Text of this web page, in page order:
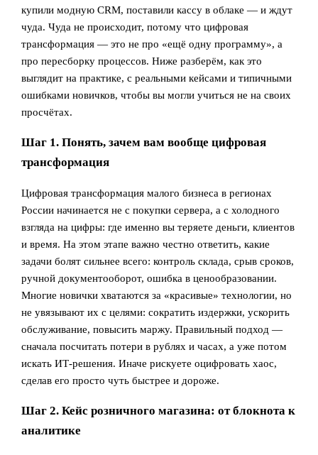
купили модную CRM, поставили кассу в облаке — и ждут
чуда. Чуда не происходит, потому что цифровая
трансформация — это не про «ещё одну программу», а
про пересборку процессов. Ниже разберём, как это
выглядит на практике, с реальными кейсами и типичными
ошибками новичков, чтобы вы могли учиться не на своих
просчётах.
Шаг 1. Понять, зачем вам вообще цифровая
трансформация
Цифровая трансформация малого бизнеса в регионах
России начинается не с покупки сервера, а с холодного
взгляда на цифры: где именно вы теряете деньги, клиентов
и время. На этом этапе важно честно ответить, какие
задачи болят сильнее всего: контроль склада, срыв сроков,
ручной документооборот, ошибка в ценообразовании.
Многие новички хватаются за «красивые» технологии, но
не увязывают их с целями: сократить издержки, ускорить
обслуживание, повысить маржу. Правильный подход —
сначала посчитать потери в рублях и часах, а уже потом
искать ИТ-решения. Иначе рискуете оцифровать хаос,
сделав его просто чуть быстрее и дороже.
Шаг 2. Кейс розничного магазина: от блокнота к
аналитике